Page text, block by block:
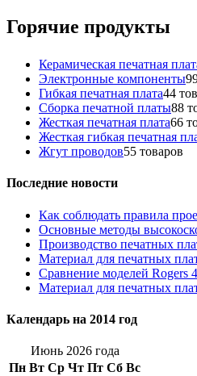
Горячие продукты
Керамическая печатная
Электронные компоненты9
Гибкая печатная плата44
Сборка печатной платы88
Жесткая печатная плата66
Жесткая гибкая печатная
Жгут проводов55 товаров
Последние новости
Как соблюдать правила
Основные методы
Производство печатных
Материал для печатных
Сравнение моделей Rogers
Материал для печатных
Календарь на 2014 год
Июнь 2026 года
Пн Вт Ср Чт Пт Сб Вс